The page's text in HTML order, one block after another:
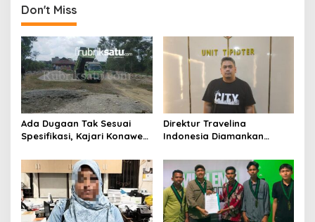
Don't Miss
Ada Dugaan Tak Sesuai
Spesifikasi, Kajari Konawe
Rupbasan Rp1,9 Miliar
Dihentikan
Direktur Travelina
Indonesia Diamankan
Penelantaran Jemaah
Umrah Masuk Babak Baru